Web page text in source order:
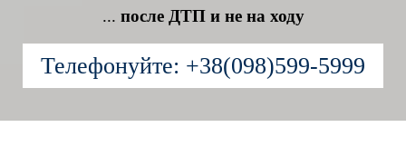
... после ДТП и не на ходу
Телефонуйте: +38(098)599-5999